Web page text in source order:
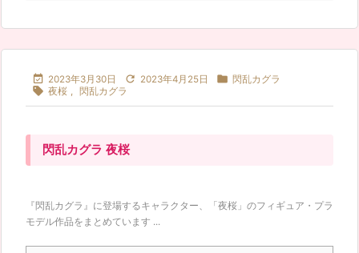
 2023年3月30日  2023年4月25日  閃乱カグラ
 夜桜 , 閃乱カグラ
閃乱カグラ 夜桜
『閃乱カグラ』に登場するキャラクター、「夜桜」のフィギュア・プラ
モデル作品をまとめています ...